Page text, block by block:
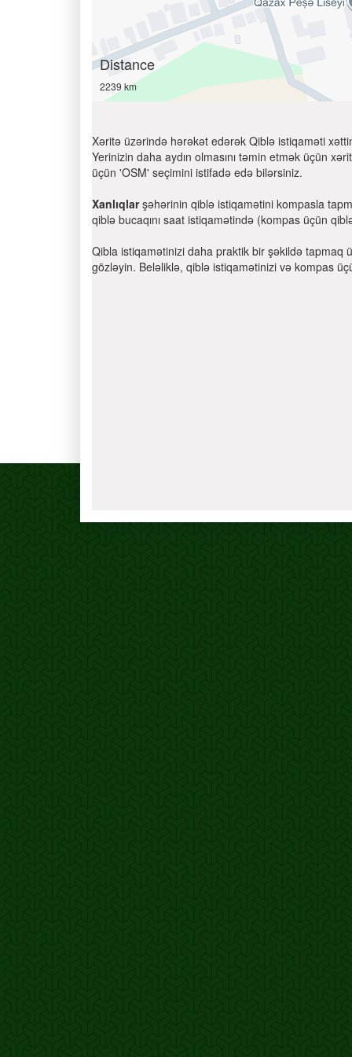
Distance
2239 km
Xəritə üzərində hərəkət edərək Qiblə istiqaməti
Yerinizin daha aydın olmasını təmin etmək üçün
üçün 'OSM' seçimini istifadə edə bilərsiniz.
Xanlıqlarşəhərinin qiblə istiqamətini kompasla
qiblə bucaqını saat istiqamətində (kompas üçün
Qibla istiqamətinizi daha praktik bir şəkildə tapmaq
gözləyin. Beləliklə, qiblə istiqamətinizi və kompas